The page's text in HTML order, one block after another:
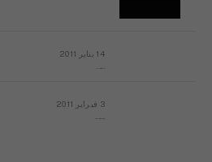
14 يناير 2011
3 فبراير 2011